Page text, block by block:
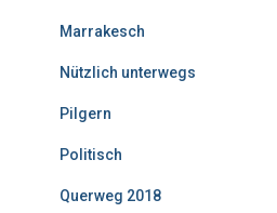
Marrakesch
Nützlich unterwegs
Pilgern
Politisch
Querweg 2018